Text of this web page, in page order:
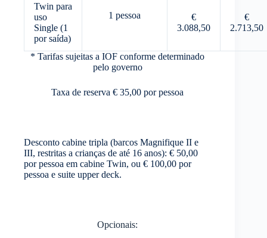
Twin para
uso
Single (1
por saída)
1 pessoa
€
3.088,50
€
2.713,50
* Tarifas sujeitas a IOF conforme determinado
pelo governo
Taxa de reserva € 35,00 por pessoa
Desconto cabine tripla (barcos Magnifique II e
III, restritas a crianças de até 16 anos): € 50,00
por pessoa em cabine Twin, ou € 100,00 por
pessoa e suite upper deck.
Opcionais: